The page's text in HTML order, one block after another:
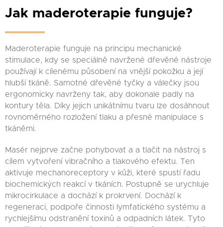
Jak maderoterapie funguje?
Maderoterapie funguje na principu mechanické
stimulace, kdy se speciálně navržené dřevěné nástroje
používají k cílenému působení na vnější pokožku a její
hlubší tkáně. Samotné dřevěné tyčky a válečky jsou
ergonomicky navrženy tak, aby dokonale padly na
kontury těla. Díky jejich unikátnímu tvaru lze dosáhnout
rovnoměrného rozložení tlaku a přesné manipulace s
tkáněmi.
Masér nejprve začne pohybovat a a tlačit na nástroj s
cílem vytvoření vibračního a tlakového efektu. Ten
aktivuje mechanoreceptory v kůži, které spustí řadu
biochemických reakcí v tkáních. Postupně se urychluje
mikrocirkulace a dochází k prokrvení. Dochází k
regeneraci, podpoře činnosti lymfatického systému a
rychlejšímu odstranění toxinů a odpadních látek. Tyto